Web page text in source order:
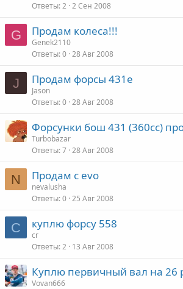
Ответы 2 2 Сен 2008
G Продам колеса!!!
Genek2110
Ответы 0 28 Авг 2008
J Продам форсы 431е
Jason
Ответы 0 28 Авг 2008
Форсунки бош 431 (360сс)
Turbobazar
Ответы 7 28 Авг 2008
N Продам с evo
nevalusha
Ответы 0 25 Авг 2008
C куплю форсу 558
cr
Ответы 2 13 Авг 2008
Куплю первичный вал на 26
Vovan666